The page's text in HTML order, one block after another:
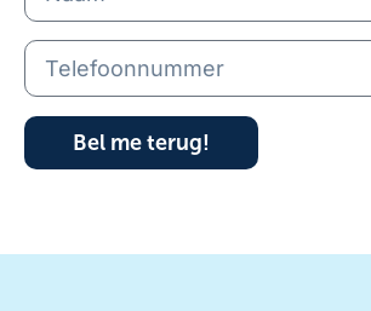
Bel me terug!